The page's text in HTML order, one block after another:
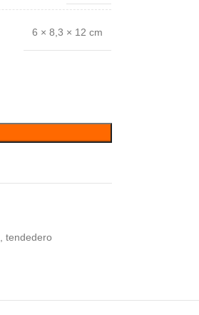
6 × 8,3 × 12 cm
, tendedero